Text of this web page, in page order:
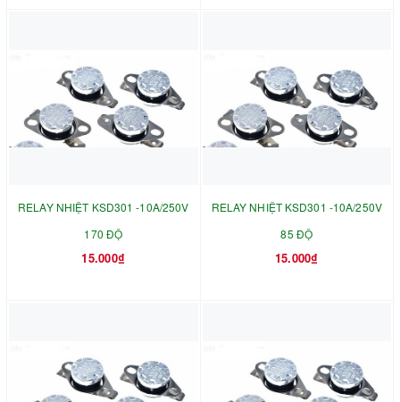
RELAY NHIỆT KSD301 -10A/250V
170 ĐỘ
15.000₫
RELAY NHIỆT KSD301 -10A/250V
85 ĐỘ
15.000₫